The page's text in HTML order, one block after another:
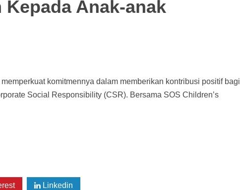
Anak-anak
komitmennya dalam memberikan kontribusi positif bagi
Social Responsibility (CSR). Bersama SOS Children’s
Linkedin